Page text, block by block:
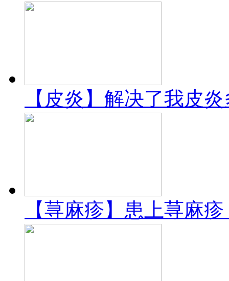
【皮炎】解决了我皮
【荨麻疹】患上荨麻